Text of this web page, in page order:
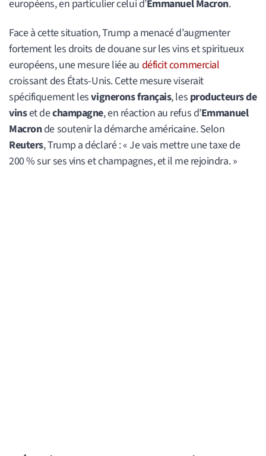
européens, en particulier celui d’Emmanuel Macron.
Face à cette situation, Trump a menacé d’augmenter
fortement les droits de douane sur les vins et spiritueux
européens, une mesure liée au déficit commercial
croissant des États-Unis. Cette mesure viserait
spécifiquement lesvignerons français, les producteurs de
vinset dechampagne, en réaction au refus d’Emmanuel
Macronde soutenir la démarche américaine. Selon
Reuters, Trump a déclaré : « Je vais mettre une taxe de
200 % sur ses vins et champagnes, et il me rejoindra. »